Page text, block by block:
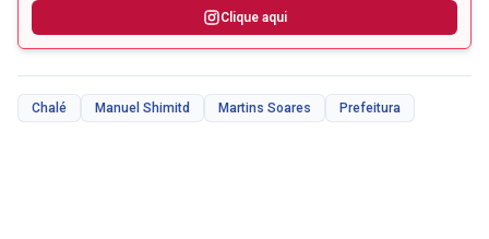
Clique aqui
Chalé Manuel Shimitd Martins Soares Prefeitura